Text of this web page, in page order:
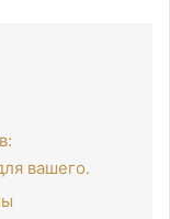
вашего.